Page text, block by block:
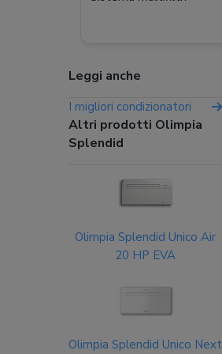
Leggi anche
I migliori condizionatori
Altri prodotti Olimpia
Splendid
Olimpia Splendid Unico Air
20 HP EVA
Olimpia Splendid Unico Next